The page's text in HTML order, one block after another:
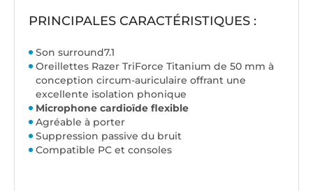
PRINCIPALES CARACTÉRISTIQUES :
Son surround7.1
Oreillettes Razer TriForce Titanium de 50 mm à
conception circum-auriculaire offrant une
excellente isolation phonique
Microphone cardioïde flexible
Agréable à porter
Suppression passive du bruit
Compatible PC et consoles